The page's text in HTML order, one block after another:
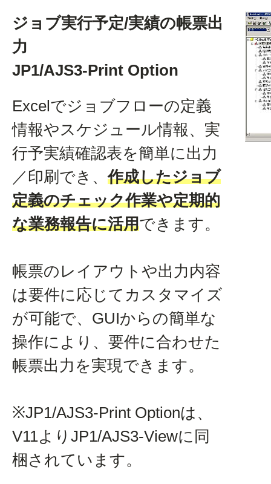
ジョブ実行予定/実績の帳票出
力
JP1/AJS3-Print Option
Excelでジョブフローの定義
情報やスケジュール情報、実
行予実績確認表を簡単に出力
／印刷でき、作成したジョブ
定義のチェック作業や定期的
な業務報告に活用できます。
帳票のレイアウトや出力内容
は要件に応じてカスタマイズ
が可能で、GUIからの簡単な
操作により、要件に合わせた
帳票出力を実現できます。
※JP1/AJS3-Print Optionは、
V11よりJP1/AJS3-Viewに同
梱されています。